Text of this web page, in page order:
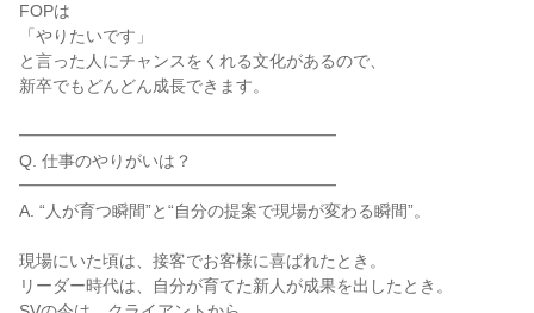
FOPは
「やりたいです」
と言った人にチャンスをくれる文化があるので、
新卒でもどんどん成長できます。
━━━━━━━━━━━━━━━━━━━
Q. 仕事のやりがいは？
━━━━━━━━━━━━━━━━━━━
A. “人が育つ瞬間”と“自分の提案で現場が変わる瞬間”。
現場にいた頃は、接客でお客様に喜ばれたとき。
リーダー時代は、自分が育てた新人が成果を出したとき。